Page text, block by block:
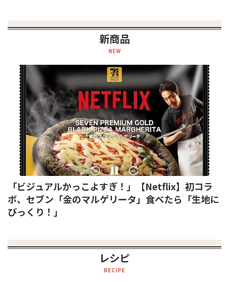
新商品
NEW
「ビジュアルかっこよすぎ！」【Netflix】初コラ
ボ、セブン「金のマルゲリータ」食べたら「生地に
びっくり！」
レシピ
RECIPE